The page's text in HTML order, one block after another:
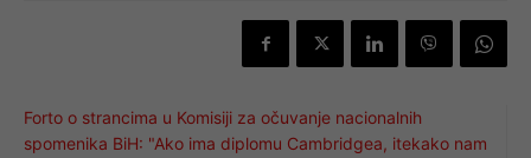
Forto o strancima u Komisiji za očuvanje nacionalnih
spomenika BiH: "Ako ima diplomu Cambridgea, itekako nam